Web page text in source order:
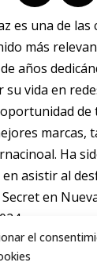
el
es una de las
más
años
su vida en
de
marcas,
Ha
asistir al
Secret en